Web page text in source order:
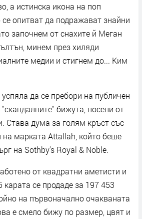
а истинска икона на поп
се опитват да подражават знайни
започнем от снахите й Меган
минем през хиляди
медии и стигнем до... Ким
да се пребори на публичен
бижута, носени от
Става дума за голям кръст със
марката Attallah, който беше
на Sothby's Royal & Noble.
от квадратни аметисти и
се продаде за 197 453
на първоначално очакваната
е смело бижу по размер, цвят и